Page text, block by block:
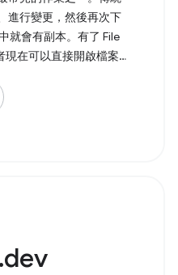
進行變更，然後再次下
就會有副本。有了 File
在可以直接開啟檔案、
原始檔案。 如要開啟檔
，這會傳回包含所
多個檔案，您可以將 {